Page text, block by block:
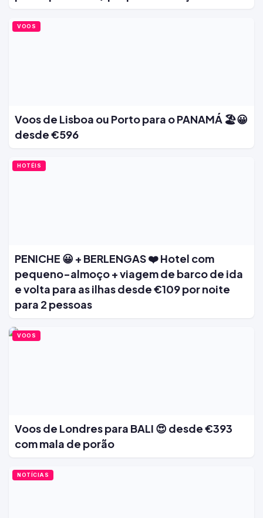
VOOS
Voos de Lisboa ou Porto para o PANAMÁ 🏖️😀
desde €596
HOTÉIS
PENICHE 😀 + BERLENGAS ❤️ Hotel com
pequeno-almoço + viagem de barco de ida
e volta para as ilhas desde €109 por noite
para 2 pessoas
VOOS
Voos de Londres para BALI 😍 desde €393
com mala de porão
NOTÍCIAS